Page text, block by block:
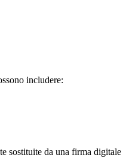
includere:
sostituite da una firma digitale